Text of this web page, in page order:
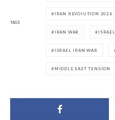
TAGS
IRAN REVOIUTION 2026
IRAN WAR ISRAEL
ISRAEL IRAN WAR
MIDDLE EAST TENSION